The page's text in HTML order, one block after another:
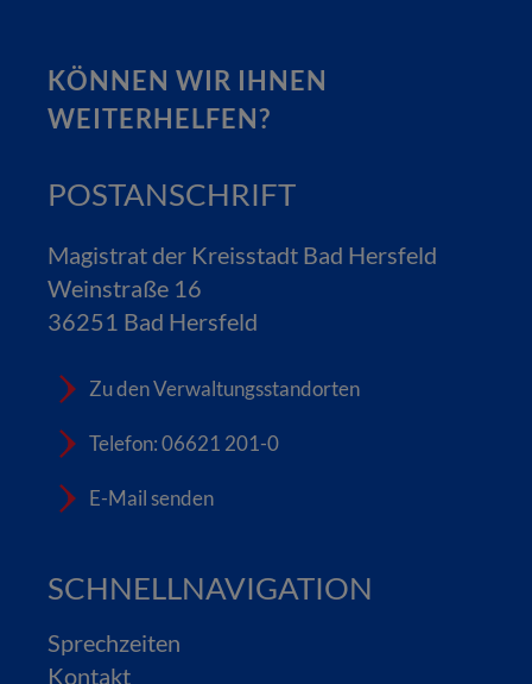
KÖNNEN WIR IHNEN
WEITERHELFEN?
POSTANSCHRIFT
Magistrat der Kreisstadt Bad Hersfeld
Weinstraße 16
36251 Bad Hersfeld
Zu den Verwaltungsstandorten
Telefon: 06621 201-0
E-Mail senden
SCHNELLNAVIGATION
Sprechzeiten
Kontakt